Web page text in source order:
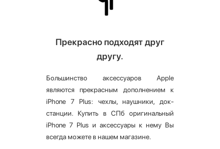
Прекрасно подходят друг
другу.
Большинство аксессуаров Apple
являются прекрасным дополнением к
iPhone 7 Plus: чехлы, наушники, док-
станции. Купить в СПб оригинальный
iPhone 7 Plus и аксессуары к нему Вы
всегда можете в нашем магазине.